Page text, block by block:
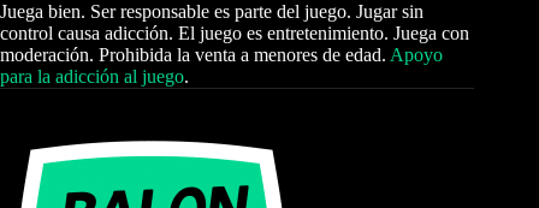
Juega bien. Ser responsable es parte del juego. Jugar sin
control causa adicción. El juego es entretenimiento. Juega con
moderación. Prohibida la venta a menores de edad. Apoyo
para la adicción al juego.